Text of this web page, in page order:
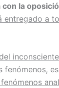
la
entregado a
inconsciente
fenómenos,